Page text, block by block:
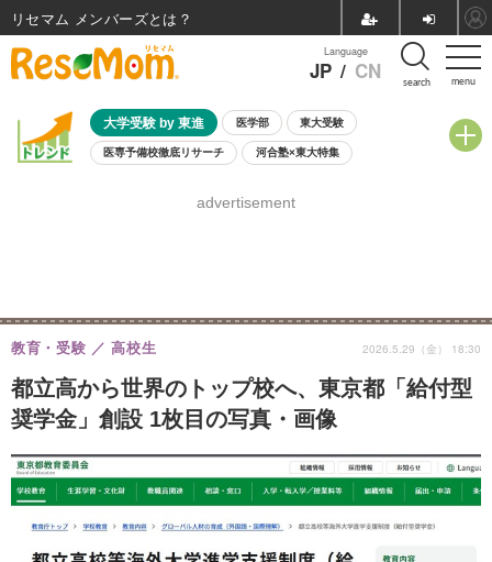
menu
Language
JP / CN search
大学受験 by 東進 医学部 東大受験
医専予備校徹底リサーチ 河合塾×東大特集
8月開催学校説明会・相談会
advertisement
都立高から世界のトップ校へ、東京都「給付型
奨学金」創設 1枚目の写真・画像
教育・受験 高校生 2026.5.29（金） 18:30
リセマム メンバーズ